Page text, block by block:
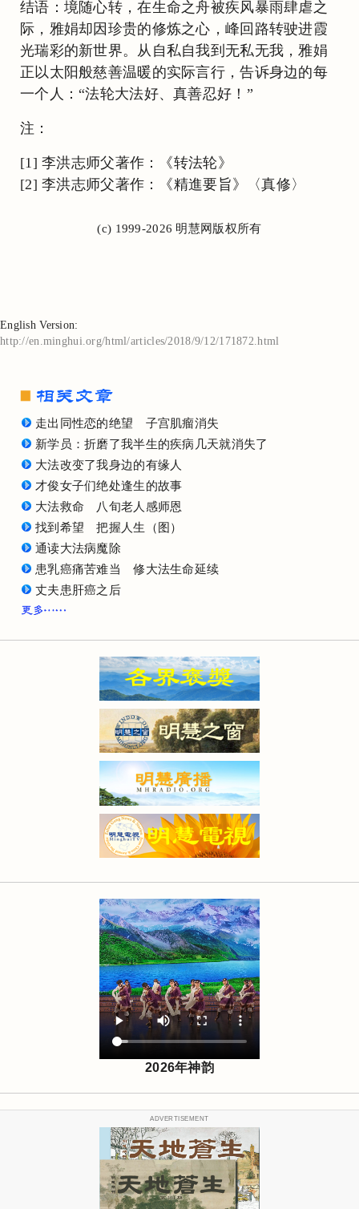
结语：境随心转，在生命之舟被疾风暴雨肆虐之
际，雅娟却因珍贵的修炼之心，峰回路转驶进霞
光瑞彩的新世界。从自私自我到无私无我，雅娟
正以太阳般慈善温暖的实际言行，告诉身边的每
一个人：“法轮大法好、真善忍好！”
注：
[1] 李洪志师父著作：《转法轮》
[2] 李洪志师父著作：《精進要旨》〈真修〉
(c) 1999-2026 明慧网版权所有
English Version:
http://en.minghui.org/html/articles/2018/9/12/171872.html
走出同性恋的绝望 子宫肌瘤消失
新学员：折磨了我半生的疾病几天就消失了
大法改变了我身边的有缘人
才俊女子们绝处逢生的故事
大法救命 八旬老人感师恩
找到希望 把握人生（图）
通读大法病魔除
患乳癌痛苦难当 修大法生命延续
丈夫患肝癌之后
2026年神韵
ADVERTISEMENT